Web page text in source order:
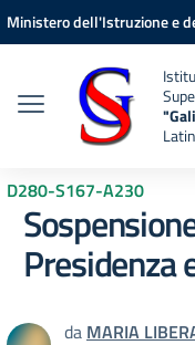
Vai ai contenuti
Vai al menu di navigazione
Vai al footer
Ministero dell'Istruzione e
D280-S167-A230
Presidenza
da MARIA